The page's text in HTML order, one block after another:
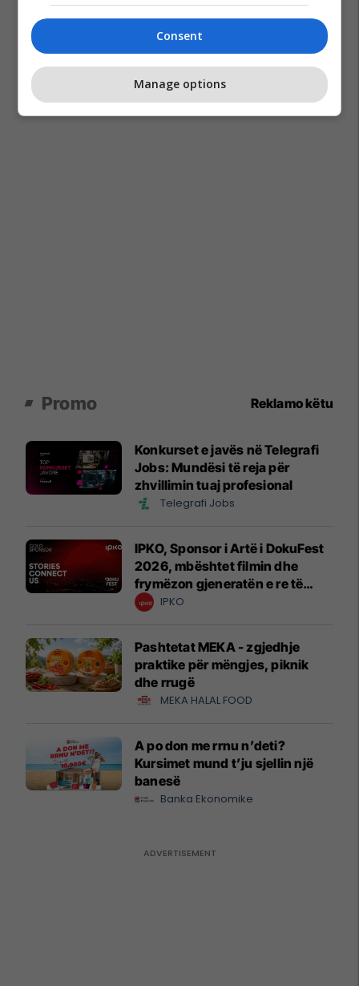
Promo Reklamo këtu
Konkurset e javës në Telegrafi
Jobs: Mundësi të reja për
zhvillimin tuaj profesional
Telegrafi Jobs
IPKO, Sponsor i Artë i DokuFest
2026, mbështet filmin dhe
frymëzon gjeneratën e re të
krijuesve
IPKO
Pashtetat MEKA - zgjedhje
praktike për mëngjes, piknik
dhe rrugë
MEKA HALAL FOOD
A po don me rrnu n’deti?
Kursimet mund t’ju sjellin një
banesë
Banka Ekonomike
Consent
Manage options